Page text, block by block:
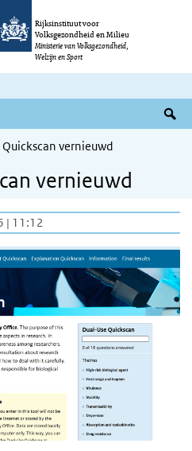
Rijksinstituut voor
Volksgezondheid en Milieu
Ministerie van Volksgezondheid,
Welzijn en Sport
Quickscan vernieuwd
vernieuwd
| 11:12